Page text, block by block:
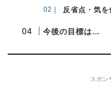
反省点・気を
今後の目標は…
スポン